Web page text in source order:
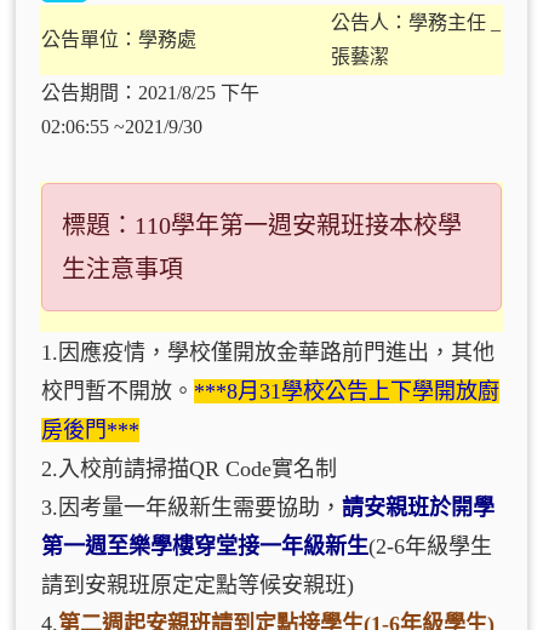
公告單位：學務處
公告人：學務主任 _
張藝潔
公告期間：2021/8/25 下午
02:06:55 ~2021/9/30
標題：110學年第一週安親班接本校學
生注意事項
1.因應疫情，學校僅開放金華路前門進出，其他
校門暫不開放。 ***8月31學校公告上下學開放廚
房後門***
2.入校前請掃描QR Code實名制
3.因考量一年級新生需要協助， 請安親班於開學
第一週至樂學樓穿堂接一年級新生(2-6年級學生
請到安親班原定定點等候安親班)
4.第二週起安親班請到定點接學生(1-6年級學生)